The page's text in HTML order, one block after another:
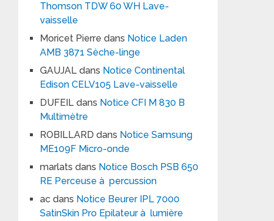
Thomson TDW 60 WH Lave-
vaisselle
Moricet Pierre dans Notice Laden
AMB 3871 Sèche-linge
GAUJAL dans Notice Continental
Edison CELV105 Lave-vaisselle
DUFEIL dans Notice CFI M 830 B
Multimètre
ROBILLARD dans Notice Samsung
ME109F Micro-onde
marlats dans Notice Bosch PSB 650
RE Perceuse à percussion
ac dans Notice Beurer IPL 7000
SatinSkin Pro Epilateur à lumière